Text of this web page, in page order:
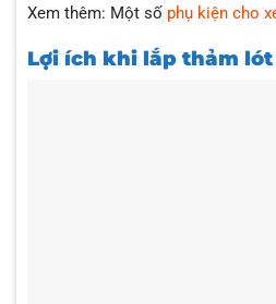
Xem thêm: Một số phụ kiện cho
Lợi ích khi lắp thảm lót